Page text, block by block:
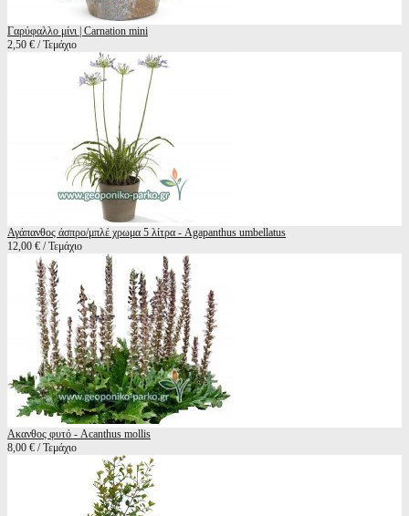
Γαρύφαλλο μίνι | Carnation mini
2,50 € / Τεμάχιο
Αγάπανθος άσπρο/μπλέ χρωμα 5 λίτρα - Agapanthus umbellatus
12,00 € / Τεμάχιο
Ακανθος φυτό - Acanthus mollis
8,00 € / Τεμάχιο